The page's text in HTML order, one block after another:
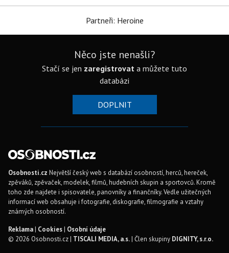
Partneři: Heroine
Něco jste nenašli?
Stačí se jen zaregistrovat a můžete tuto
databázi
DOPLNIT
Osobnosti.cz Největší český web s databází osobností, herců, hereček,
zpěváků, zpěvaček, modelek, filmů, hudebních skupin a sportovců. Kromě
toho zde najdete i spisovatele, panovníky a finančníky. Vedle užitečných
informací web obsahuje i fotografie, diskografie, filmografie a vztahy
známých osobností.
Reklama| Cookies| Osobní údaje
© 2026 Osobnosti.cz | TISCALI MEDIA, a.s.| Člen skupiny DIGNITY, s.r.o.